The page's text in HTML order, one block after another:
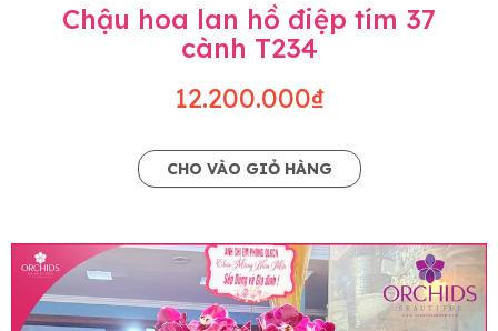
Chậu hoa lan hồ điệp tím 37
cành T234
12.200.000₫
CHO VÀO GIỎ HÀNG